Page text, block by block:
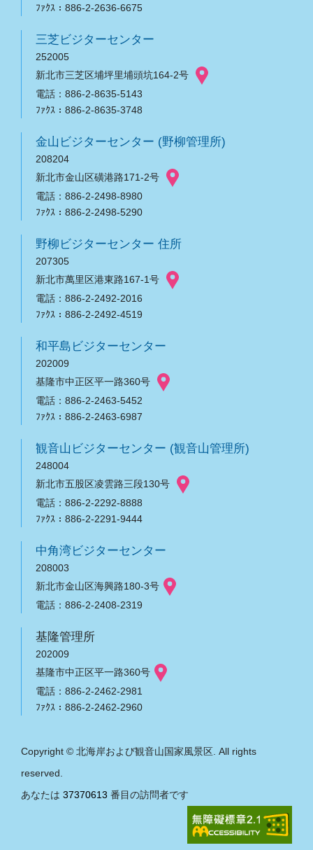
ﾌｧｸｽ：886-2-2636-6675
三芝ビジターセンター
252005
新北市三芝区埔坪里埔頭坑164-2号
電話：886-2-8635-5143
ﾌｧｸｽ：886-2-8635-3748
金山ビジターセンター (野柳管理所)
208204
新北市金山区磺港路171-2号
電話：886-2-2498-8980
ﾌｧｸｽ：886-2-2498-5290
野柳ビジターセンター 住所
207305
新北市萬里区港東路167-1号
電話：886-2-2492-2016
ﾌｧｸｽ：886-2-2492-4519
和平島ビジターセンター
202009
基隆市中正区平一路360号
電話：886-2-2463-5452
ﾌｧｸｽ：886-2-2463-6987
観音山ビジターセンター (観音山管理所)
248004
新北市五股区凌雲路三段130号
電話：886-2-2292-8888
ﾌｧｸｽ：886-2-2291-9444
中角湾ビジターセンター
208003
新北市金山区海興路180-3号
電話：886-2-2408-2319
基隆管理所
202009
基隆市中正区平一路360号
電話：886-2-2462-2981
ﾌｧｸｽ：886-2-2462-2960
Copyright © 北海岸および観音山国家風景区. All rights
reserved.
あなたは 37370613 番目の訪問者です